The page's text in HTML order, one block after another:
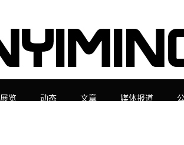
展览 动态 文章 媒体报道